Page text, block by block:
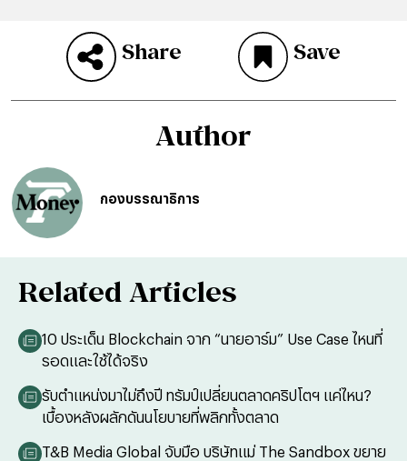
Share Save
Author
กองบรรณาธิการ
Related Articles
10 ประเด็น Blockchain จาก “นายอาร์ม” Use Case ไหนที่
รอดและใช้ได้จริง
รับตำแหน่งมาไม่ถึงปี ทรัมป์เปลี่ยนตลาดคริปโตฯ แค่ไหน?
เบื้องหลังผลักดันนโยบายที่พลิกทั้งตลาด
T&B Media Global จับมือ บริษัทแม่ The Sandbox ขยาย